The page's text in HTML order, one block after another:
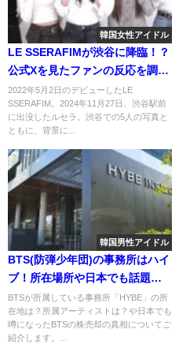
韓国女性アイドル
LE SSERAFIMが渋谷に降臨！？
公式Xを見たファンの反応を調べ
てみた！
2022年5月2日のデビューしたLE
SSERAFIM。2024年11月27日、渋谷駅前
に出没したルセラ。渋谷での5人の写真と
ともに、背景に...
韓国男性アイドル
BTS(防弾少年団)の事務所はハイ
ブ！所在場所や日本でも話題に
なった株についてなどお教えし
ます！
BTSが所属している事務所「HYBE」の所
在地は？所属アーティストは？や日本でも
噂になったBTSの株売却の真相についてご
紹介します。...